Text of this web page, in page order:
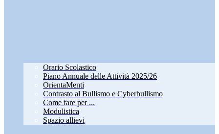
Orario Scolastico
Piano Annuale delle Attività 2025/26
OrientaMenti
Contrasto al Bullismo e Cyberbullismo
Come fare per ...
Modulistica
Spazio allievi